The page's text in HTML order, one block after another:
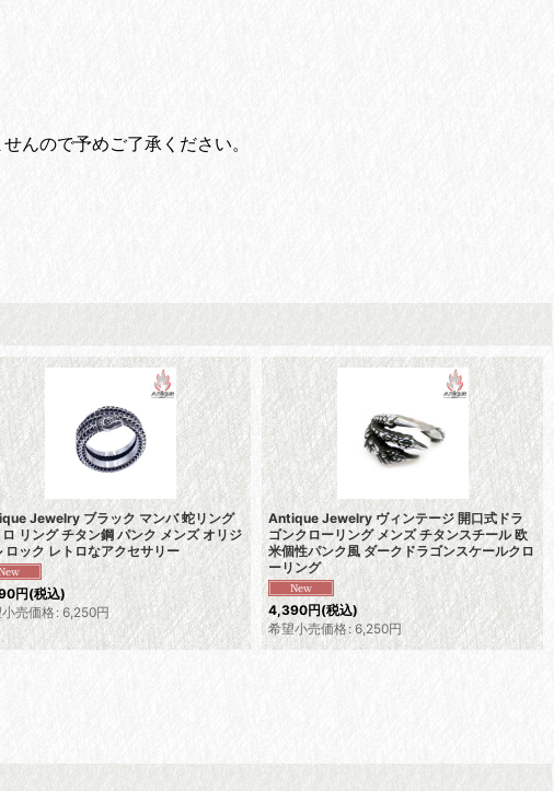
んので予めご了承ください。
Jewelry ブラック マンバ 蛇リング
ロ リング チタン鋼 パンク メンズ オリジ
ロック レトロなアクセサリー
円(税込)
売価格: 6,250円
Antique Jewelry ヴィンテージ 開口式ドラ
ゴンクローリング メンズ チタンスチール 欧
米個性パンク風 ダークドラゴンスケールクロ
ーリング
4,390円(税込)
希望小売価格: 6,250円